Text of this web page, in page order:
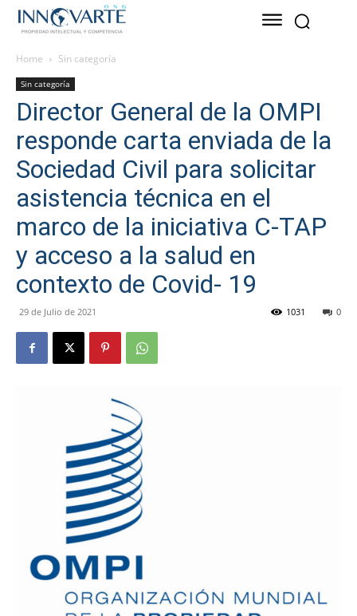
Home Sin categoría
Sin categoría
Director General de la OMPI
responde carta enviada de la
Sociedad Civil para solicitar
asistencia técnica en el
marco de la iniciativa C-TAP
y acceso a la salud en
contexto de Covid- 19
29 de Julio de 2021 0
1031